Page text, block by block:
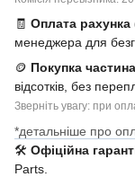
🧾 Оплата
менеджера для
🪙 Покупка
відсотків, без
Зверніть увагу: при
*детальніше про
🛠 Офіційна
Parts.